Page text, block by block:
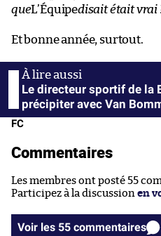
queL’Équipedisait était vrai
Et bonne année, surtout.
Le directeur sportif de la
précipiter avec Van
FC
Commentaires
Les membres ont posté 55
Participez à la discussion en
Voir les 55 commentaires